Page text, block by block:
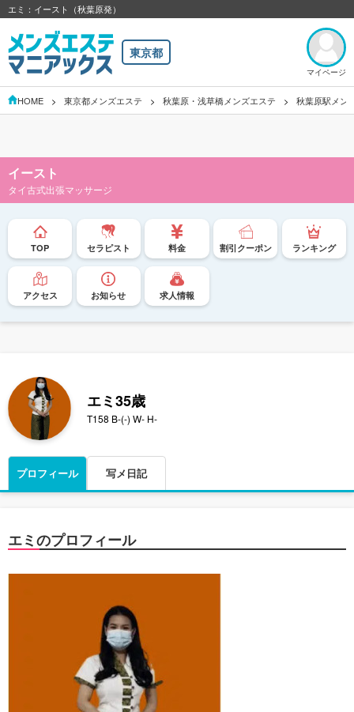
エミ：イースト（秋葉原発）
東京都
マイページ
HOME 東京都メンズエステ 秋葉原・浅草橋メンズエステ 秋葉原駅メン
イースト
タイ古式出張マッサージ
TOP セラピスト 料金 割引クーポン ランキング
アクセス お知らせ 求人情報
エミ35歳
T158 B-(-) W- H-
プロフィール 写メ日記
エミのプロフィール